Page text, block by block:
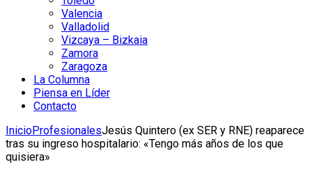
Valencia
Valladolid
Vizcaya – Bizkaia
Zamora
Zaragoza
La Columna
Piensa en Líder
Contacto
InicioProfesionalesJesús Quintero (ex SER y RNE) reaparece
tras su ingreso hospitalario: «Tengo más años de los que
quisiera»